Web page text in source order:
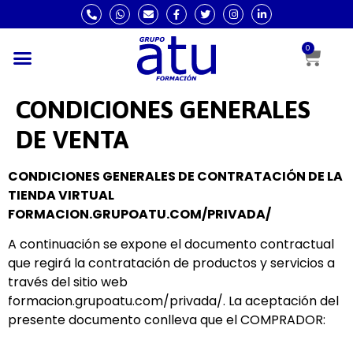
0
CONDICIONES GENERALES
DE VENTA
CONDICIONES GENERALES DE CONTRATACIÓN DE LA
TIENDA VIRTUAL
FORMACION.GRUPOATU.COM/PRIVADA/
A continuación se expone el documento contractual
que regirá la contratación de productos y servicios a
través del sitio web
formacion.grupoatu.com/privada/. La aceptación del
presente documento conlleva que el COMPRADOR: